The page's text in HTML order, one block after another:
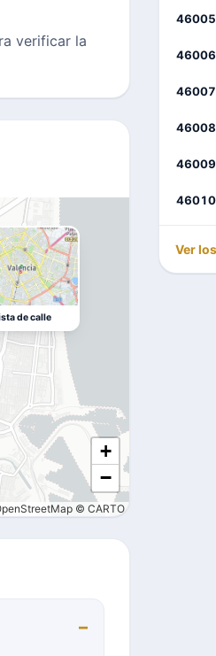
verificar la
+
−
© CARTO
de calle
46005
46006
46007
46008
46009
46010
Ver